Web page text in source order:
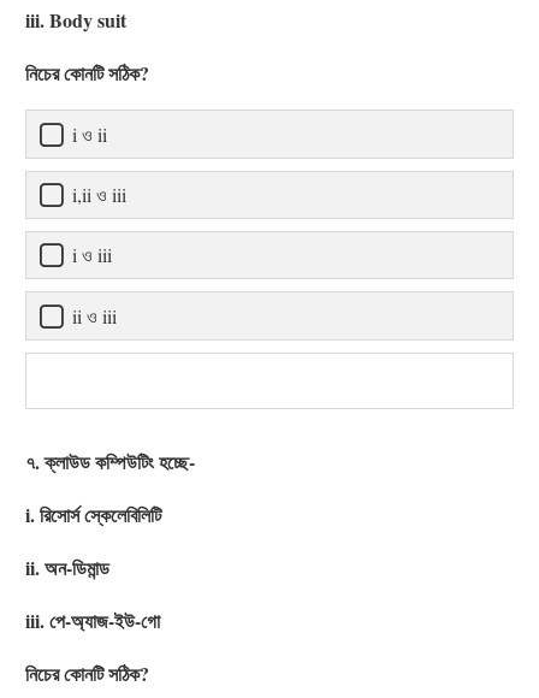
iii. Body suit
নিচের কোনটি সঠিক?
i ও ii
i,ii ও iii
i ও iii
ii ও iii
৭. ক্লাউড কম্পিউটিং হচ্ছে-
i. রিসোর্স স্কেলেবিলিটি
ii. অন-ডিমান্ড
iii. পে-অ্যাজ-ইউ-গো
নিচের কোনটি সঠিক?